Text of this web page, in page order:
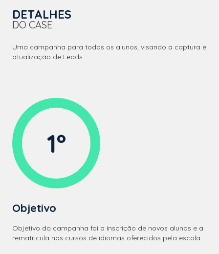
DETALHES
DO CASE
Uma campanha para todos os alunos, visando a captura e
atualização de Leads
1º
Objetivo
Objetivo da campanha foi a inscrição de novos alunos e a
rematricula nos cursos de idiomas oferecidos pela escola.